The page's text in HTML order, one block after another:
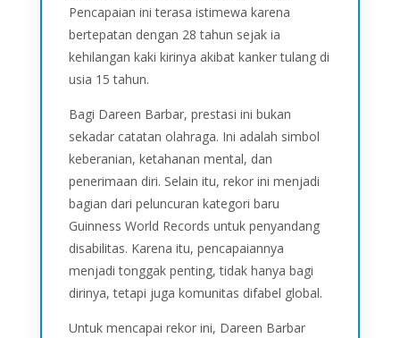
Pencapaian ini terasa istimewa karena
bertepatan dengan 28 tahun sejak ia
kehilangan kaki kirinya akibat kanker tulang di
usia 15 tahun.
Bagi Dareen Barbar, prestasi ini bukan
sekadar catatan olahraga. Ini adalah simbol
keberanian, ketahanan mental, dan
penerimaan diri. Selain itu, rekor ini menjadi
bagian dari peluncuran kategori baru
Guinness World Records untuk penyandang
disabilitas. Karena itu, pencapaiannya
menjadi tonggak penting, tidak hanya bagi
dirinya, tetapi juga komunitas difabel global.
Untuk mencapai rekor ini, Dareen Barbar